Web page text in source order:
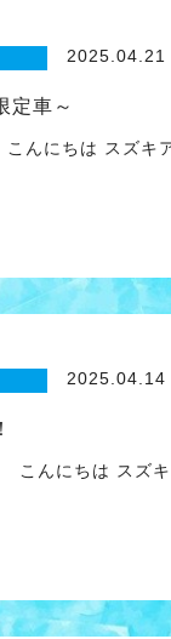
2025.04.21
定車～
にちは スズキ
2025.04.14
にちは スズキ